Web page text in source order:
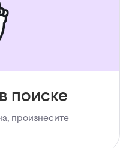
поиске
произнесите